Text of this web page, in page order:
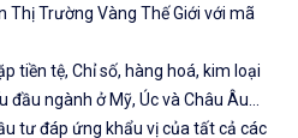
Thị Trường Vàng Thế Giới với mã
tiền tệ, Chỉ số, hàng hoá, kim loại
đầu ngành ở Mỹ, Úc và Châu Âu...
tư đáp ứng khẩu vị của tất cả các